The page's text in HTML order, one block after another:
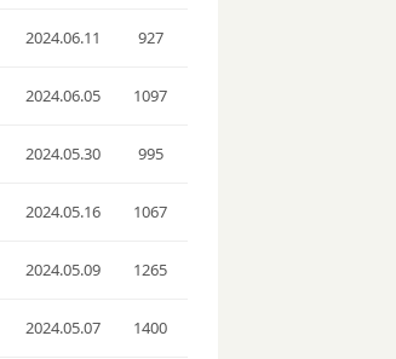
2024.06.11 927
2024.06.05 1097
2024.05.30 995
2024.05.16 1067
2024.05.09 1265
2024.05.07 1400